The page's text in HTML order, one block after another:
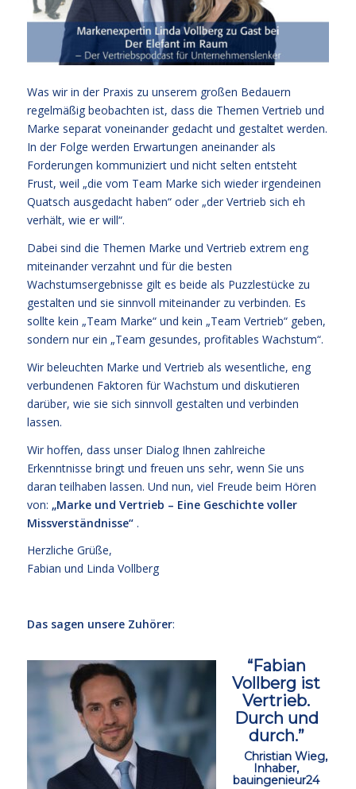
Was wir in der Praxis zu unserem großen Bedauern
regelmäßig beobachten ist, dass die Themen Vertrieb und
Marke separat voneinander gedacht und gestaltet werden.
In der Folge werden Erwartungen aneinander als
Forderungen kommuniziert und nicht selten entsteht
Frust, weil „die vom Team Marke sich wieder irgendeinen
Quatsch ausgedacht haben“ oder „der Vertrieb sich eh
verhält, wie er will“.
Dabei sind die Themen Marke und Vertrieb extrem eng
miteinander verzahnt und für die besten
Wachstumsergebnisse gilt es beide als Puzzlestücke zu
gestalten und sie sinnvoll miteinander zu verbinden. Es
sollte kein „Team Marke“ und kein „Team Vertrieb“ geben,
sondern nur ein „Team gesundes, profitables Wachstum“.
Wir beleuchten Marke und Vertrieb als wesentliche, eng
verbundenen Faktoren für Wachstum und diskutieren
darüber, wie sie sich sinnvoll gestalten und verbinden
lassen.
Wir hoffen, dass unser Dialog Ihnen zahlreiche
Erkenntnisse bringt und freuen uns sehr, wenn Sie uns
daran teilhaben lassen. Und nun, viel Freude beim Hören
von: „Marke und Vertrieb – Eine Geschichte voller
Missverständnisse“.
Herzliche Grüße,
Fabian und Linda Vollberg
Das sagen unsere Zuhörer:
“Fabian
Vollberg ist
Vertrieb.
Durch und
durch.”
Christian Wieg,
Inhaber,
bauingenieur24